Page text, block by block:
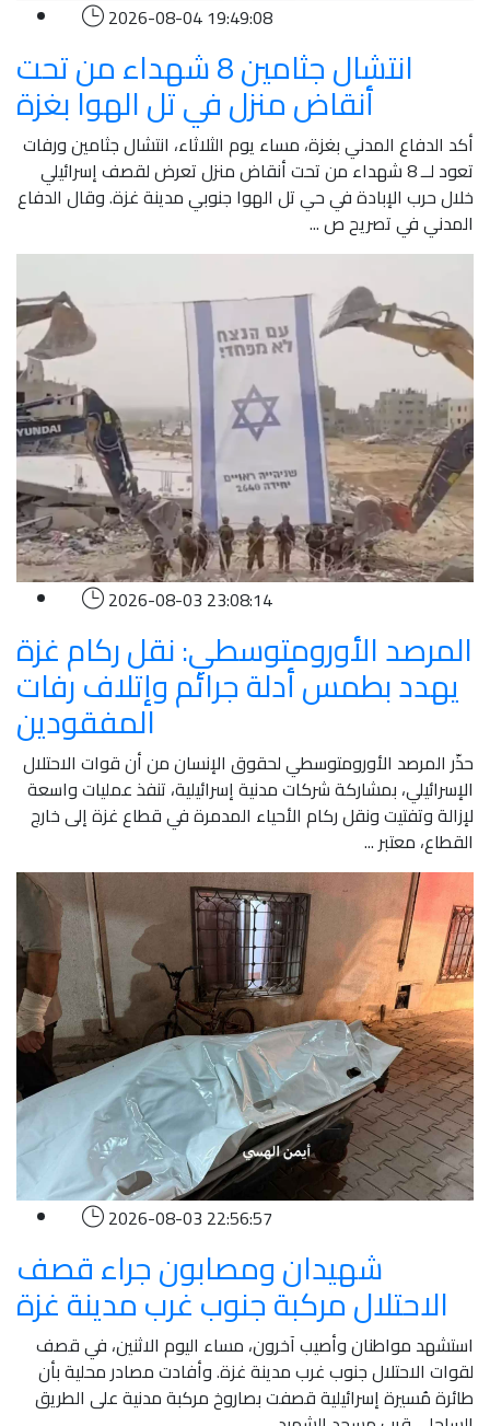
2026-08-04 19:49:08
انتشال جثامين 8 شهداء من تحت
أنقاض منزل في تل الهوا بغزة
أكد الدفاع المدني بغزة، مساء يوم الثلاثاء، انتشال جثامين ورفات
تعود لــ 8 شهداء من تحت أنقاض منزل تعرض لقصف إسرائيلي
خلال حرب الإبادة في حي تل الهوا جنوبي مدينة غزة. وقال الدفاع
المدني في تصريح ص ...
2026-08-03 23:08:14
المرصد الأورومتوسطي: نقل ركام غزة
يهدد بطمس أدلة جرائم وإتلاف رفات
المفقودين
حذّر المرصد الأورومتوسطي لحقوق الإنسان من أن قوات الاحتلال
الإسرائيلي، بمشاركة شركات مدنية إسرائيلية، تنفذ عمليات واسعة
لإزالة وتفتيت ونقل ركام الأحياء المدمرة في قطاع غزة إلى خارج
القطاع، معتبر ...
2026-08-03 22:56:57
شهيدان ومصابون جراء قصف
الاحتلال مركبة جنوب غرب مدينة غزة
استشهد مواطنان وأصيب آخرون، مساء اليوم الاثنين، في قصف
لقوات الاحتلال جنوب غرب مدينة غزة. وأفادت مصادر محلية بأن
طائرة مُسيرة إسرائيلية قصفت بصاروخ مركبة مدنية على الطريق